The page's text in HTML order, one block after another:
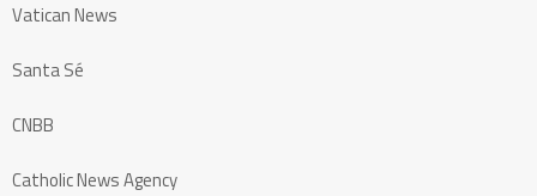
Vatican News
Santa Sé
CNBB
Catholic News Agency